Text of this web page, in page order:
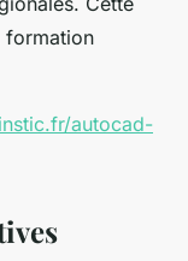
formation
autocad-